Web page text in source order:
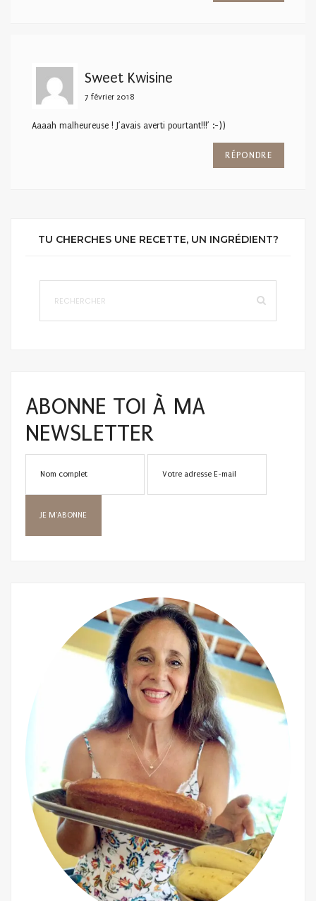
Sweet Kwisine
7 février 2018
Aaaah malheureuse ! J’avais averti pourtant!!!’ :-))
RÉPONDRE
TU CHERCHES UNE RECETTE, UN INGRÉDIENT?
ABONNE TOI À MA
NEWSLETTER